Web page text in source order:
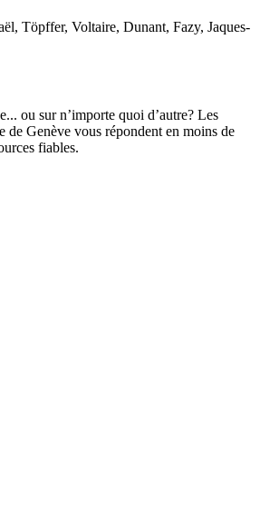
Töpffer, Voltaire, Dunant, Fazy, Jaques-
ou sur n’importe quoi d’autre? Les
de Genève vous répondent en moins de
fiables.